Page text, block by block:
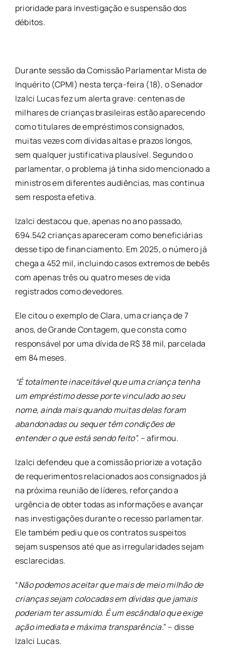
prioridade para investigação e suspensão dos
débitos.
Durante sessão da Comissão Parlamentar Mista de
Inquérito (CPMI) nesta terça-feira (18), o Senador
Izalci Lucas fez um alerta grave: centenas de
milhares de crianças brasileiras estão aparecendo
como titulares de empréstimos consignados,
muitas vezes com dívidas altas e prazos longos,
sem qualquer justificativa plausível. Segundo o
parlamentar, o problema já tinha sido mencionado a
ministros em diferentes audiências, mas continua
sem resposta efetiva.
Izalci destacou que, apenas no ano passado,
694.542 crianças apareceram como beneficiárias
desse tipo de financiamento. Em 2025, o número já
chega a 452 mil, incluindo casos extremos de bebês
com apenas três ou quatro meses de vida
registrados como devedores.
Ele citou o exemplo de Clara, uma criança de 7
anos, de Grande Contagem, que consta como
responsável por uma dívida de R$ 38 mil, parcelada
em 84 meses.
“É totalmente inaceitável que uma criança tenha
um empréstimo desse porte vinculado ao seu
nome, ainda mais quando muitas delas foram
abandonadas ou sequer têm condições de
entender o que está sendo feito”. –afirmou.
Izalci defendeu que a comissão priorize a votação
de requerimentos relacionados aos consignados já
na próxima reunião de líderes, reforçando a
urgência de obter todas as informações e avançar
nas investigações durante o recesso parlamentar.
Ele também pediu que os contratos suspeitos
sejam suspensos até que as irregularidades sejam
esclarecidas.
“Não podemos aceitar que mais de meio milhão de
crianças sejam colocadas em dívidas que jamais
poderiam ter assumido. É um escândalo que exige
ação imediata e máxima transparência.” – disse
Izalci Lucas.